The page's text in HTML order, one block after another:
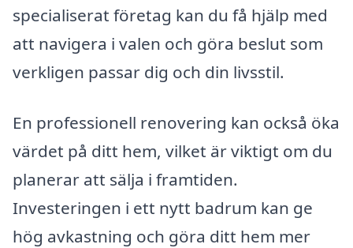
specialiserat företag kan du få hjälp med
att navigera i valen och göra beslut som
verkligen passar dig och din livsstil.
En professionell renovering kan också öka
värdet på ditt hem, vilket är viktigt om du
planerar att sälja i framtiden.
Investeringen i ett nytt badrum kan ge
hög avkastning och göra ditt hem mer